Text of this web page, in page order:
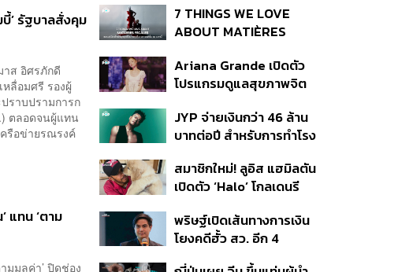
’ รัฐบาลสั่งคุม
ส อิศรภักดี
ลื่อมศรี รองผู้
ราบปรามการก
ตลอดจนผู้แทน
รือข่ายรณรงค์
แทน ‘ตาม
มมูลค่า’ ปิดช่อง
7 THINGS WE LOVE
ABOUT MATIÈRES
Ariana Grande เปิดตัว
โปรแกรมดูแลสุขภาพจิต
ดนตรี
JYP จ่ายเงินกว่า 46 ล้าน
บาทต่อปี สำหรับการทำโรง
สมาชิกใหม่! ลูอิส แฮมิลตัน
เปิดตัว ‘Halo’ โกลเดนรี
พริษฐ์เปิดเส้นทางการเงิน
โยงคดีฮั้ว สว. อีก 4